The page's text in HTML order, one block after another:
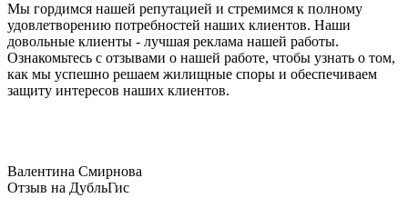
Мы гордимся нашей репутацией и стремимся к полному
удовлетворению потребностей наших клиентов. Наши
довольные клиенты - лучшая реклама нашей работы.
Ознакомьтесь с отзывами о нашей работе, чтобы узнать о том,
как мы успешно решаем жилищные споры и обеспечиваем
защиту интересов наших клиентов.
Валентина Смирнова
Отзыв на ДубльГис